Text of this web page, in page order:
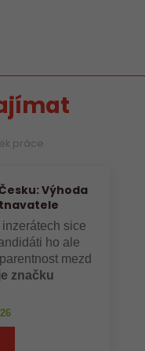
práce
Výhoda
sice
ho ale
mezd
značku